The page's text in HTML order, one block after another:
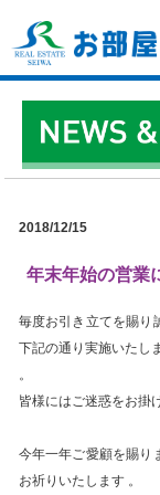
2018/12/15
年末年始の営業
毎度お引き立てを賜り
下記の通り実施いたし
。
皆様にはご迷惑をお掛
今年一年ご愛顧を賜り
お祈りいたします 。